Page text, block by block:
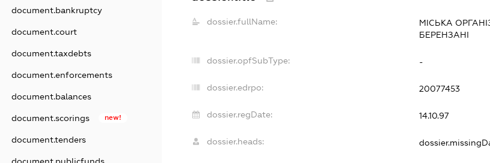
document.bankruptcy
document.court
document.taxdebts
document.enforcements
document.balances
document.scorings new!
document.tenders
dossier.fullName:
МІСЬКА
БЕРЕНЗАНІ
dossier.opfSubType: -
dossier.edrpo: 20077453
dossier.regDate: 14.10.97
dossier.heads: